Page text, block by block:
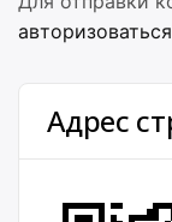
авторизоваться
Адрес